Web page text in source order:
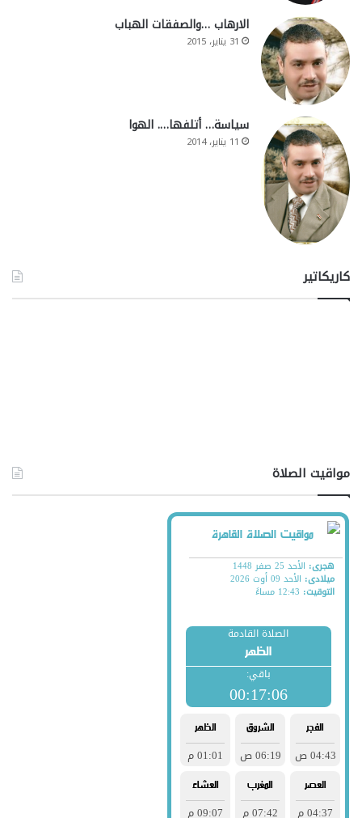
الارهاب …والصفقات الهباب
31 يناير، 2015
سياسة… أتلفها…. الهوا
11 يناير، 2014
كاريكاتير
مواقيت الصلاة